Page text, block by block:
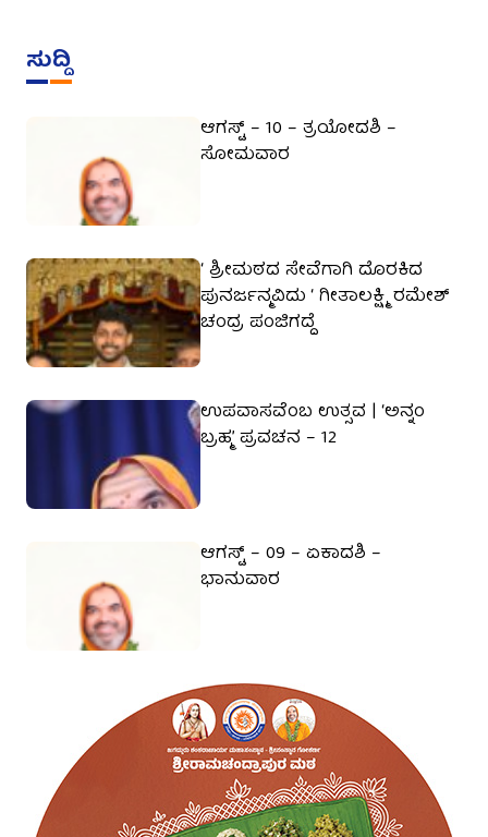
ಸುದ್ದಿ
ಆಗಸ್ಟ್ – 10 – ತ್ರಯೋದಶಿ –
ಸೋಮವಾರ
‘ ಶ್ರೀಮಠದ ಸೇವೆಗಾಗಿ ದೊರಕಿದ
ಪುನರ್ಜನ್ಮವಿದು ‘ ಗೀತಾಲಕ್ಷ್ಮಿ ರಮೇಶ್
ಚಂದ್ರ ಪಂಜಿಗದ್ದೆ
ಉಪವಾಸವೆಂಬ ಉತ್ಸವ | ‘ಅನ್ನಂ
ಬ್ರಹ್ಮ’ ಪ್ರವಚನ – 12
ಆಗಸ್ಟ್ – 09 – ಏಕಾದಶಿ –
ಭಾನುವಾರ